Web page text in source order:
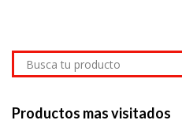
Productos mas visitados